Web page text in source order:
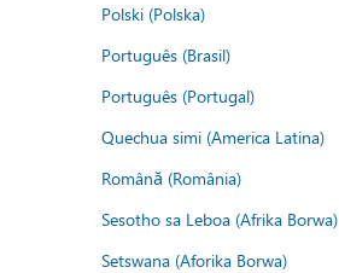
Polski (Polska)
Português (Brasil)
Português (Portugal)
Quechua simi (America Latina)
Română (România)
Sesotho sa Leboa (Afrika Borwa)
Setswana (Aforika Borwa)